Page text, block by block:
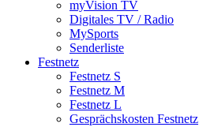
myVision TV
Digitales TV / Radio
MySports
Senderliste
Festnetz
Festnetz S
Festnetz M
Festnetz L
Gesprächskosten Festnetz